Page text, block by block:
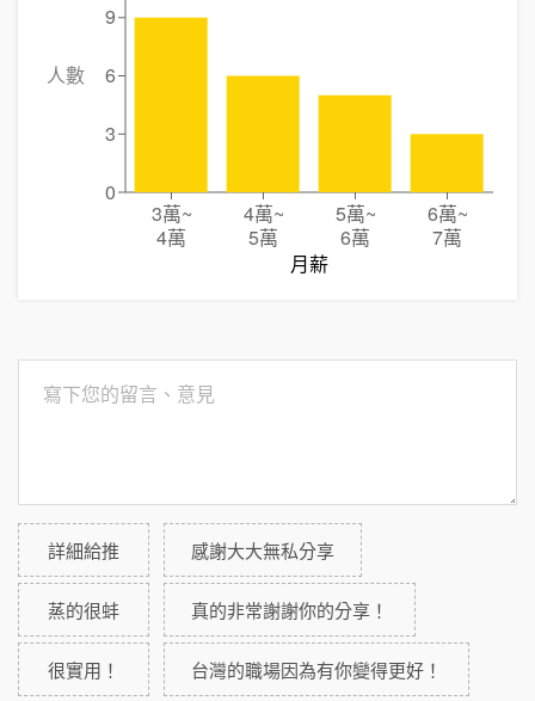
3萬~
4萬
4萬~
5萬
5萬~
6萬
6萬~
7萬
月薪
0
3
6
9
人數
詳細給推 感謝大大無私分享
蒸的很蚌 真的非常謝謝你的分享！
很實用！ 台灣的職場因為有你變得更好！